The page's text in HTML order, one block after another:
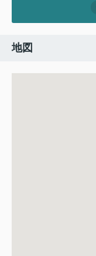
地図